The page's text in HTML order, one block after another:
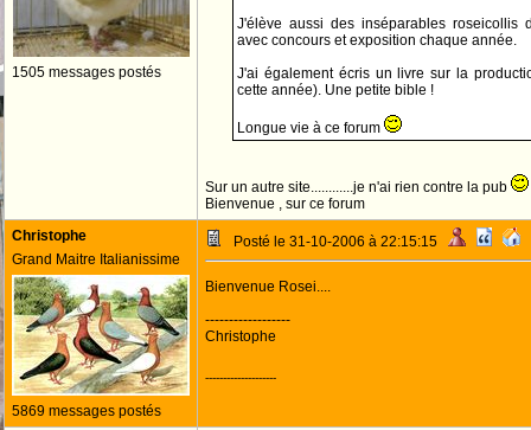
1505 messages postés
J'élève aussi des inséparables roseicollis
avec concours et exposition chaque année.
J'ai également écris un livre sur la
cette année). Une petite bible !
Longue vie à ce forum
Sur un autre site............je n'ai rien contre la pub
Bienvenue , sur ce forum
Christophe
Grand Maitre Italianissime
5869 messages postés
Posté le 31-10-2006 à 22:15:15
Bienvenue Rosei....
------------------
Christophe
--------------------